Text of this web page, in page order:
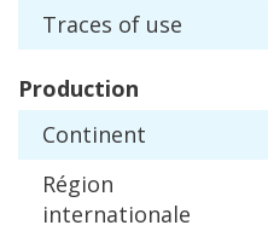
Traces of use
Production
Continent
Région
internationale